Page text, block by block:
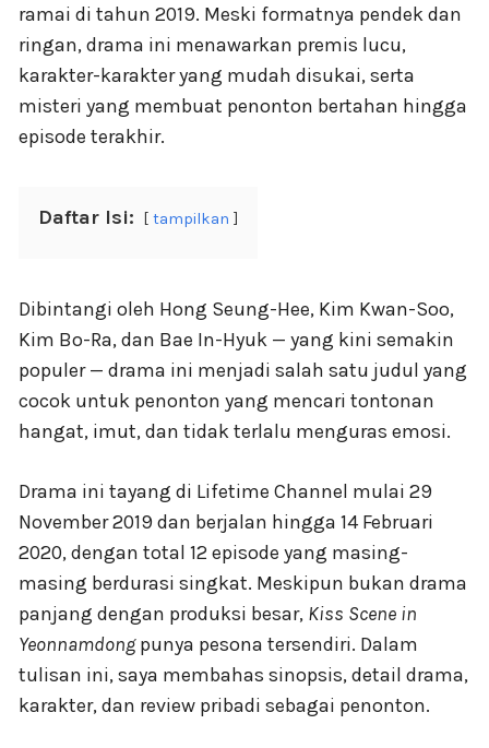
ramai di tahun 2019. Meski formatnya pendek dan
ringan, drama ini menawarkan premis lucu,
karakter-karakter yang mudah disukai, serta
misteri yang membuat penonton bertahan hingga
episode terakhir.
Daftar Isi: tampilkan
Dibintangi oleh Hong Seung-Hee, Kim Kwan-Soo,
Kim Bo-Ra, dan Bae In-Hyuk — yang kini semakin
populer — drama ini menjadi salah satu judul yang
cocok untuk penonton yang mencari tontonan
hangat, imut, dan tidak terlalu menguras emosi.
Drama ini tayang di Lifetime Channel mulai 29
November 2019 dan berjalan hingga 14 Februari
2020, dengan total 12 episode yang masing-
masing berdurasi singkat. Meskipun bukan drama
panjang dengan produksi besar, Kiss Scene in
Yeonnamdongpunya pesona tersendiri. Dalam
tulisan ini, saya membahas sinopsis, detail drama,
karakter, dan review pribadi sebagai penonton.